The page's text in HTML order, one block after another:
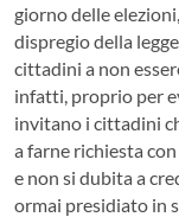
giorno delle
dispregio della
cittadini a non
infatti, proprio per
invitano i cittadini
a farne richiesta
e non si dubita a
ormai presidiato in